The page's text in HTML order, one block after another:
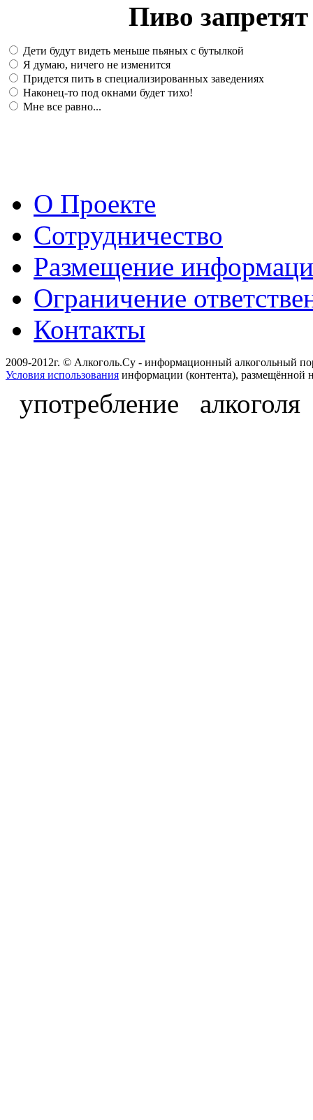
Пиво
Дети будут видеть меньше пьяных с бутылкой
Я думаю, ничего не изменится
Придется пить в специализированных заведениях
Наконец-то под окнами будет тихо!
Мне все равно...
О Проекте
Сотрудничество
Размещение
Ограничение
Контакты
2009-2012г. © Алкоголь.Су - информационный алкогольный
Условия использования информации (контента), размещённой
употребление